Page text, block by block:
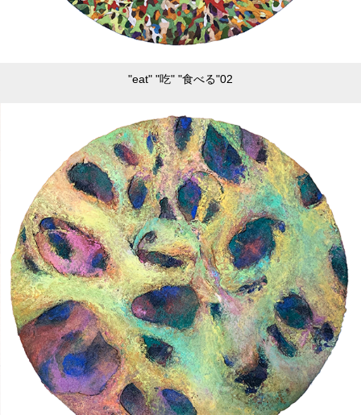
"eat" "吃" "食べる"02